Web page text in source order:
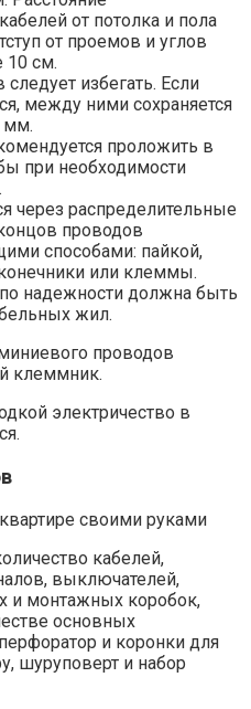
от потолка и пола
от проемов и углов
10 см.
избегать. Если
между ними сохраняется
мм.
проложить в
при необходимости
через распределительные
проводов
способами: пайкой,
или клеммы.
надежности должна быть
жил.
проводов
клеммник.
электричество в
своими руками
кабелей,
выключателей,
и монтажных коробок,
основных
и коронки для
шуруповерт и набор